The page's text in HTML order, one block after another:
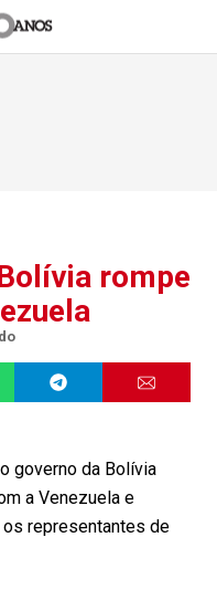
rompe
governo da Bolívia
a Venezuela e
representantes de